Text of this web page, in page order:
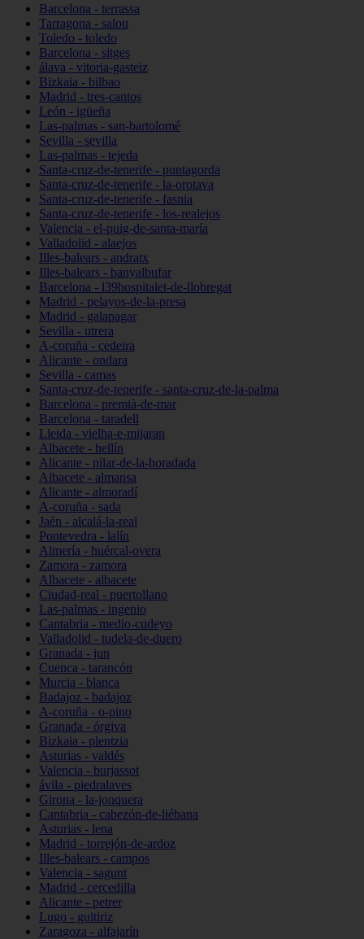
Barcelona - terrassa
Tarragona - salou
Toledo - toledo
Barcelona - sitges
álava - vitoria-gasteiz
Bizkaia - bilbao
Madrid - tres-cantos
León - igüeña
Las-palmas - san-bartolomé
Sevilla - sevilla
Las-palmas - tejeda
Santa-cruz-de-tenerife - puntagorda
Santa-cruz-de-tenerife - la-orotava
Santa-cruz-de-tenerife - fasnia
Santa-cruz-de-tenerife - los-realejos
Valencia - el-puig-de-santa-maría
Valladolid - alaejos
Illes-balears - andratx
Illes-balears - banyalbufar
Barcelona - l39hospitalet-de-llobregat
Madrid - pelayos-de-la-presa
Madrid - galapagar
Sevilla - utrera
A-coruña - cedeira
Alicante - ondara
Sevilla - camas
Santa-cruz-de-tenerife - santa-cruz-de-la-palma
Barcelona - premià-de-mar
Barcelona - taradell
Lleida - vielha-e-mijaran
Albacete - hellín
Alicante - pilar-de-la-horadada
Albacete - almansa
Alicante - almoradí
A-coruña - sada
Jaén - alcalá-la-real
Pontevedra - lalín
Almería - huércal-overa
Zamora - zamora
Albacete - albacete
Ciudad-real - puertollano
Las-palmas - ingenio
Cantabria - medio-cudeyo
Valladolid - tudela-de-duero
Granada - jun
Cuenca - tarancón
Murcia - blanca
Badajoz - badajoz
A-coruña - o-pino
Granada - órgiva
Bizkaia - plentzia
Asturias - valdés
Valencia - burjassot
ávila - piedralaves
Girona - la-jonquera
Cantabria - cabezón-de-liébana
Asturias - lena
Madrid - torrejón-de-ardoz
Illes-balears - campos
Valencia - sagunt
Madrid - cercedilla
Alicante - petrer
Lugo - guitiriz
Zaragoza - alfajarín